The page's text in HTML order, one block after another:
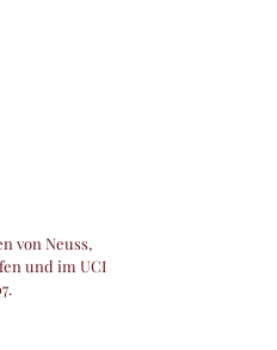
von Neuss,
und im UCI